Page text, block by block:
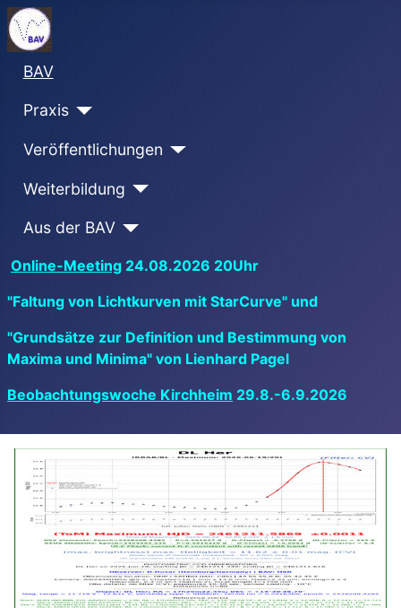
BAV
Praxis
Veröffentlichungen
Weiterbildung
Aus der BAV
Online-Meeting 24.08.2026 20Uhr
"Faltung von Lichtkurven mit StarCurve" und
"Grundsätze zur Definition und Bestimmung von
Maxima und Minima" von Lienhard Pagel
Beobachtungswoche Kirchheim 29.8.-6.9.2026